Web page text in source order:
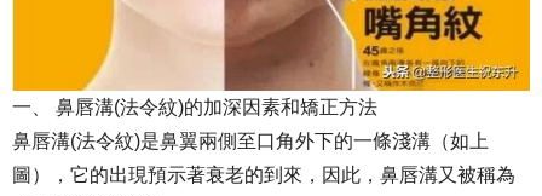
一、 鼻唇溝(法令紋)的加深因素和矯正方法
鼻唇溝(法令紋)是鼻翼兩側至口角外下的一條淺溝（如上
圖），它的出現預示著衰老的到來，因此，鼻唇溝又被稱為